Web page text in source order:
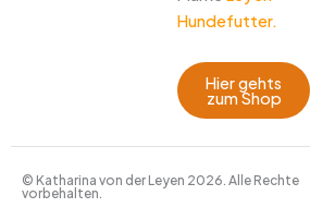
Hundefutter.
Hier gehts
zum Shop
© Katharina von der Leyen 2026. Alle Rechte
vorbehalten.